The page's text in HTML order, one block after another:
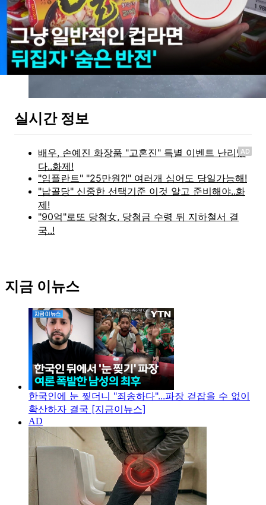
실시간 정보
AD
지금 이뉴스
한국인에 눈 찢더니 "죄송하다"...파장 걷잡을 수 없이
확산하자 결국 [지금이뉴스]